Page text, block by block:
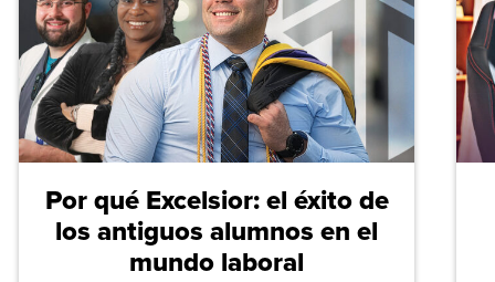
Por qué Excelsior: el éxito de
los antiguos alumnos en el
mundo laboral